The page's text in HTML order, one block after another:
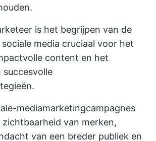
is het begrijpen van de
media cruciaal voor het
content en het
succesvolle
mediamarketingcampagnes
van merken,
van een breder publiek en